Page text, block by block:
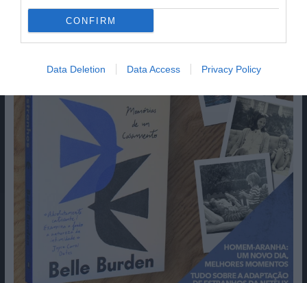
CONFIRM
Data Deletion Data Access Privacy Policy